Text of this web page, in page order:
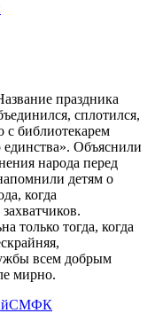
праздника
сплотился,
с библиотекарем
Объяснили
народа перед
детям о
когда
только тогда, когда
всем добрым
мирно.